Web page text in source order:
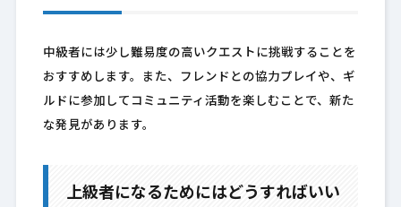
中級者には少し難易度の高いクエストに挑戦することを
おすすめします。また、フレンドとの協力プレイや、ギ
ルドに参加してコミュニティ活動を楽しむことで、新た
な発見があります。
上級者になるためにはどうすればいい